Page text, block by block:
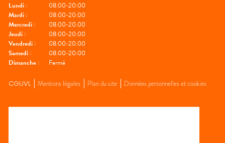
Lundi :
08:00-20:00
Mardi :
08:00-20:00
Mercredi :
08:00-20:00
Jeudi :
08:00-20:00
Vendredi :
08:00-20:00
Samedi :
08:00-20:00
Dimanche : Fermé
CGUVL Mentions légales Plan du site Données personnelles et cookies